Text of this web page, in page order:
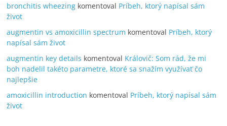
bronchitis wheezing komentoval Príbeh, ktorý napísal sám
život
augmentin vs amoxicillin spectrum komentoval Príbeh, ktorý
napísal sám život
augmentin key details komentoval Královič: Som rád, že mi
boh nadelil takéto parametre, ktoré sa snažím využívať čo
najlepšie
amoxicillin introduction komentoval Príbeh, ktorý napísal sám
život